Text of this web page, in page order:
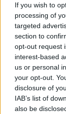
If you wish to
processing of
targeted
section to
opt-out request
interest-based
us or personal
your opt-out.
disclosure of
IAB’s list of
also be
διαφθοράς.
δρόμου για
της.
Όταν θα δει
χιόνι, θα